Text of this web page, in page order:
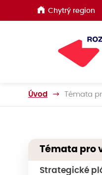
Chytrý region
Úvod Témata
Témata pro
Strategické